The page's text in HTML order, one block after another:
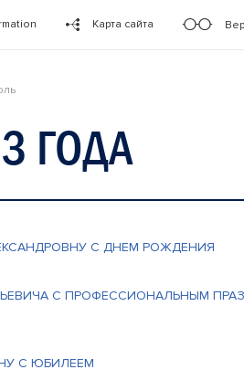
Карта сайта
ГОДА
С ДНЕМ РОЖДЕНИЯ
С ПРОФЕССИОНАЛЬНЫМ
С ЮБИЛЕЕМ